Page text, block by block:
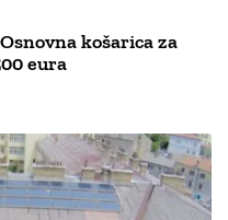
košarica za
eura